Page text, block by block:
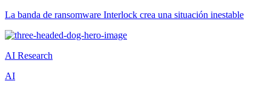
La banda de ransomware Interlock crea una situación inestable
AI Research
AI